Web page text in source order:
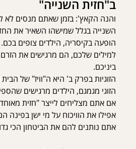
ב"חזית השנייה"
והנה הקאץ': בזמן שאתם מנסים לא
השנייה בגלל שמישהו השאיר את
הופעה בקיסריה, הילדים צופים
למילים שלכם, הם מרגישים את
ביניכם.
הזוגיות בפרק ב' היא ה"וויז" של
הזוגי מגמגם, הילדים מרגישים
אם אתם מצליחים לייצר "חזית
אפילו את הוויכוח על מי ישן
אתם נותנים להם את הביטחון הכי